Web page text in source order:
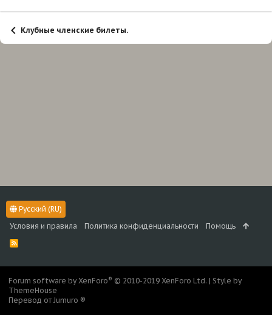
Клубные членские билеты.
Русский (RU)
Условия и правила
Политика конфиденциальности Помощь
R
S
Forum software by XenForo® © 2010-2019 XenForo Ltd. | Style by
ThemeHouse
Перевод от Jumuro ®